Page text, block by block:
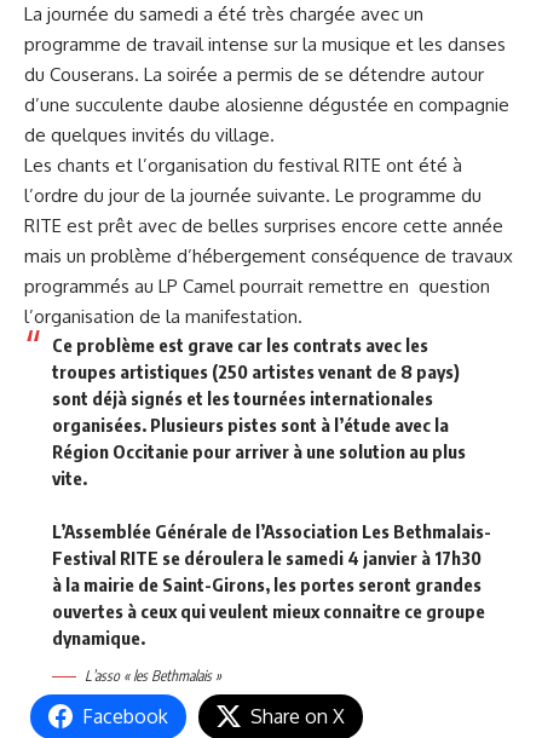
La journée du samedi a été très chargée avec un
programme de travail intense sur la musique et les danses
du Couserans. La soirée a permis de se détendre autour
d’une succulente daube alosienne dégustée en compagnie
de quelques invités du village.
Les chants et l’organisation du festival RITE ont été à
l’ordre du jour de la journée suivante. Le programme du
RITE est prêt avec de belles surprises encore cette année
mais un problème d’hébergement conséquence de travaux
programmés au LP Camel pourrait remettre en question
l’organisation de la manifestation.
Ce problème est grave car les contrats avec les
troupes artistiques (250 artistes venant de 8 pays)
sont déjà signés et les tournées internationales
organisées. Plusieurs pistes sont à l’étude avec la
Région Occitanie pour arriver à une solution au plus
vite.
L’Assemblée Générale de l’Association Les Bethmalais-
Festival RITE se déroulera le samedi 4 janvier à 17h30
à la mairie de Saint-Girons, les portes seront grandes
ouvertes à ceux qui veulent mieux connaitre ce groupe
dynamique.
L’asso « les Bethmalais »
Facebook Share on X